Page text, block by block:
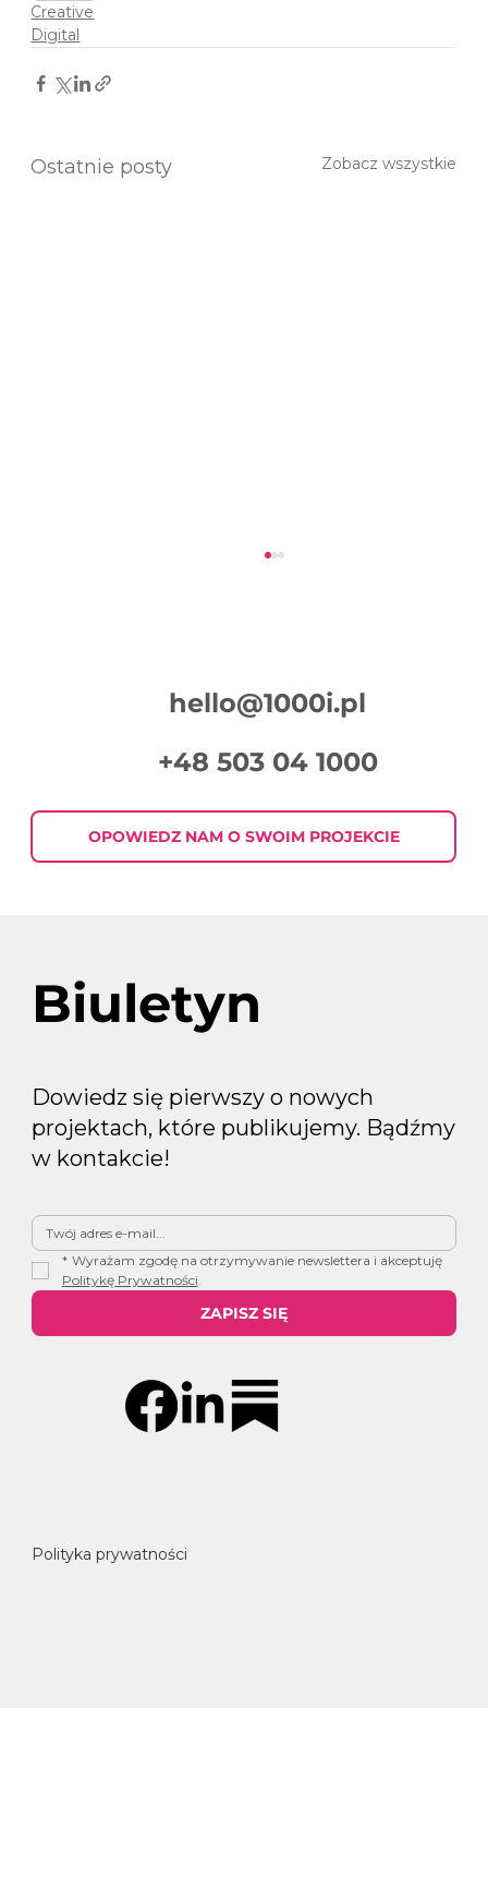
Creative
Digital
Ostatnie posty Zobacz wszystkie
Jak pisać skuteczne treści do
mailingów?
hello@1000i.pl
+48 503 04 1000
OPOWIEDZ NAM O SWOIM PROJEKCIE
Polityka prywatności
Biuletyn
Dowiedz się pierwszy o nowych
projektach, które publikujemy. Bądźmy
w kontakcie!
*
Wyrażam zgodę na otrzymywanie newslettera i akceptuję
Politykę Prywatności.
ZAPISZ SIĘ